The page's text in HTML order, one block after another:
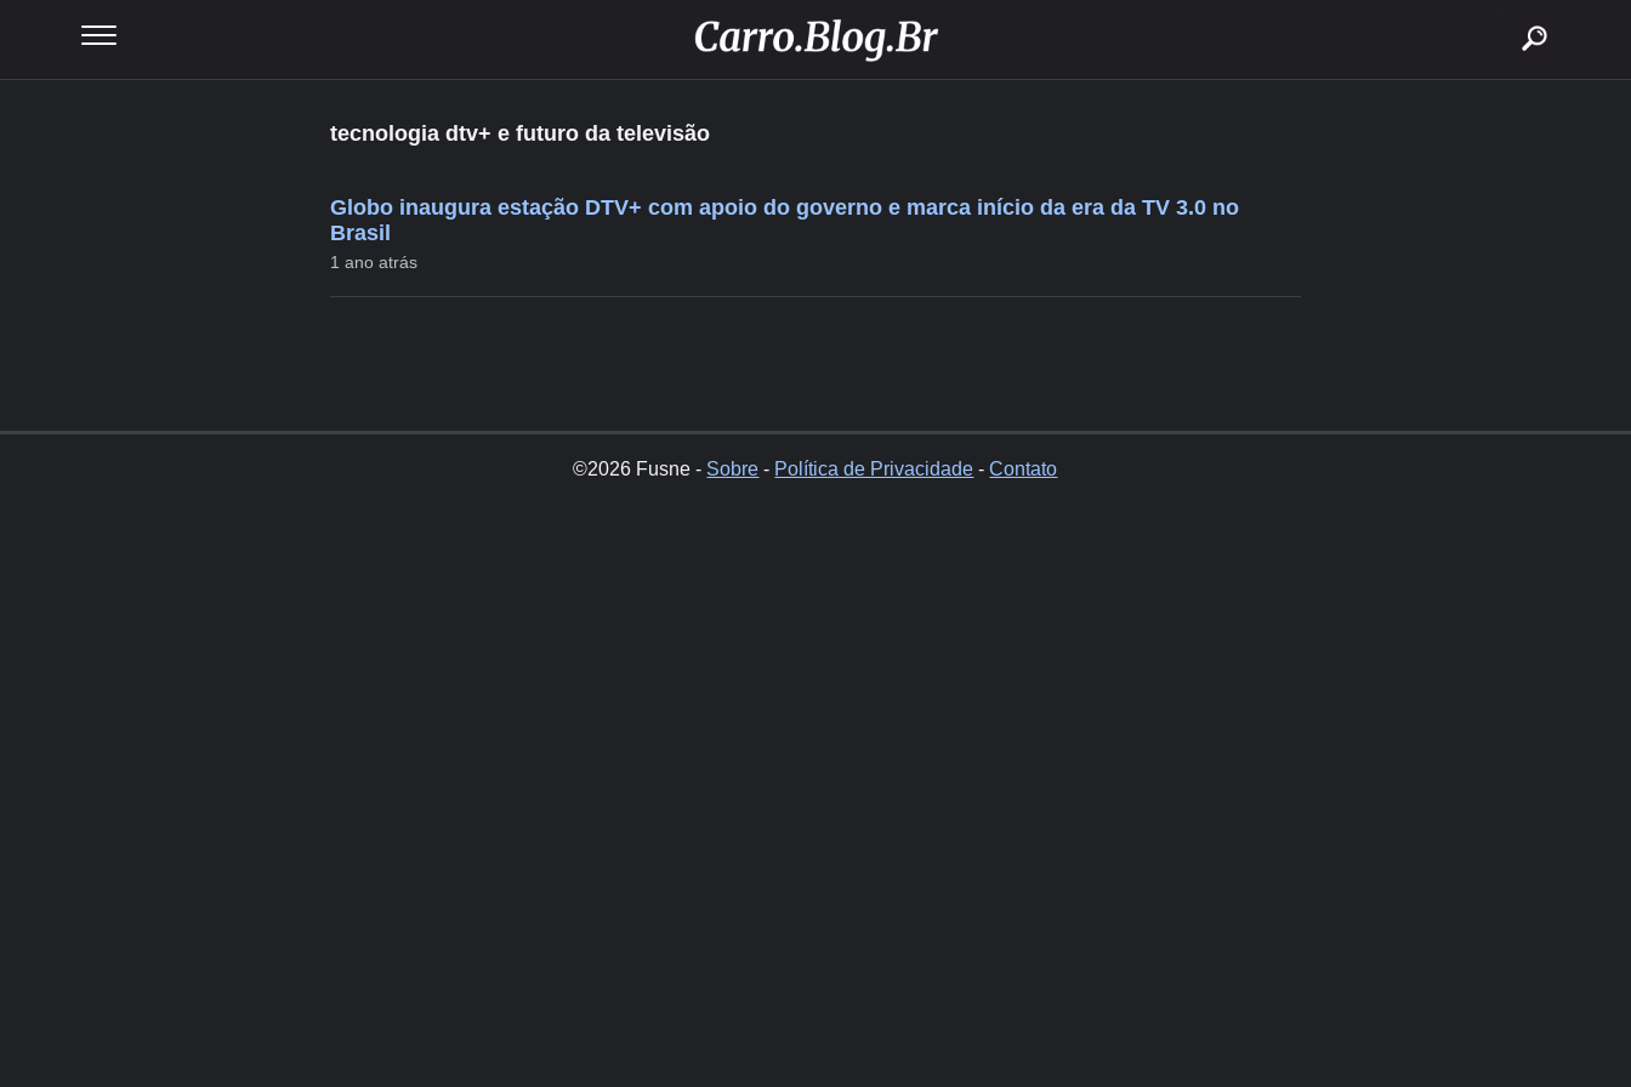
tecnologia dtv+ e futuro da televisão
Globo inaugura estação DTV+ com apoio do governo e marca início da era da TV 3.0 no
Brasil
1 ano atrás
©2026 Fusne - Sobre - Política de Privacidade -Contato